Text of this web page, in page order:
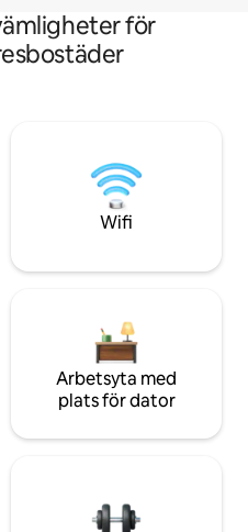
för
Wifi
Arbetsyta med
plats för dator